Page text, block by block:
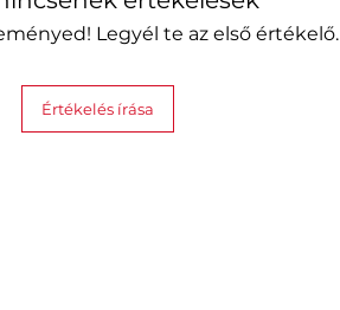
Legyél te az első értékelő.
Értékelés írása